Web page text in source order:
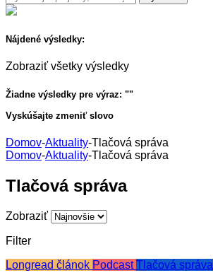
Nájdené výsledky:
Zobraziť všetky výsledky
Žiadne výsledky pre výraz: ""
Vyskúšajte zmeniť slovo
Domov-Aktuality-Tlačová správa
Domov-Aktuality-Tlačová správa
Tlačová správa
Zobraziť
Filter
Longread článok PodcastTlačová správa